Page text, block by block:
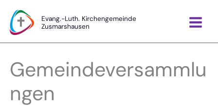
Inhalt
springen
Evang.-Luth. Kirchengemeinde
Zusmarshausen
Gemeindeversammlu
ngen